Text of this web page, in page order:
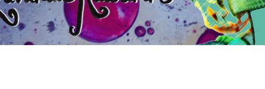
LAVANDA
KAWUMM